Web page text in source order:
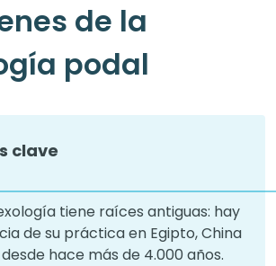
de la
podal
clave
tiene raíces antiguas: hay
de su práctica en Egipto, China
hace más de 4.000 años.